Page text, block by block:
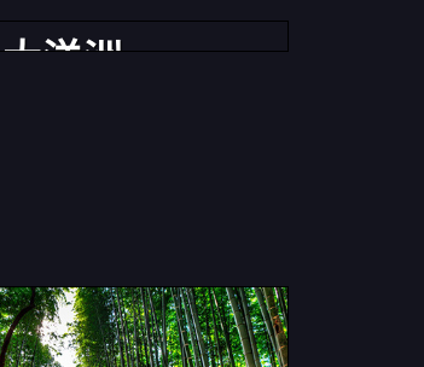
大洋洲